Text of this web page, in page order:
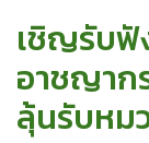
เชิญรับฟั
อาชญาก
ลุ้นรับหม